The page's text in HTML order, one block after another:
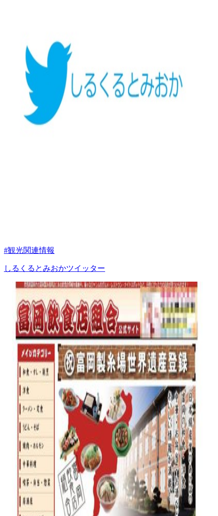
#観光関連情報
しるくるとみおかツイッター